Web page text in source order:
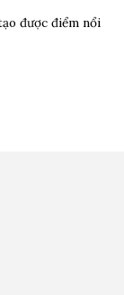
được điểm nổi